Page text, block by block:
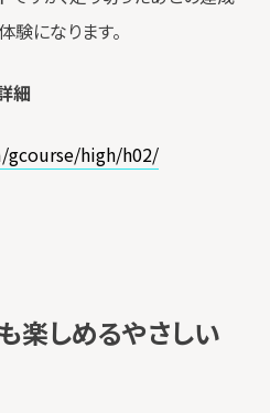
験になります。
細
high/h02/
楽しめるやさしい